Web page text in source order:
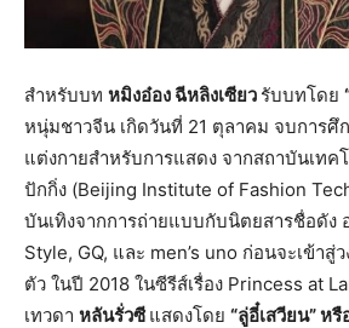
สำหรับบท หมิงอ๋อง ฉีหลิงเซียว รับบทโดย
หนุ่มชาวจีน เกิดวันที่ 21 ตุลาคม จบการศึ
แต่งกายสำหรับการแสดง จากสถาบันเทค
ปักกิ่ง (Beijing Institute of Fashion
บันเทิงจากการถ่ายแบบกับนิตยสารชื่อดัง
Style, GQ, และ men’s uno ก่อนจะเข้าสู่
ตัว ในปี 2018 ในซีรีส์เรื่อง Princess at
เทวดา หลันรั่วซีแสดงโดย “ลู่อี๋เสวียน” ห